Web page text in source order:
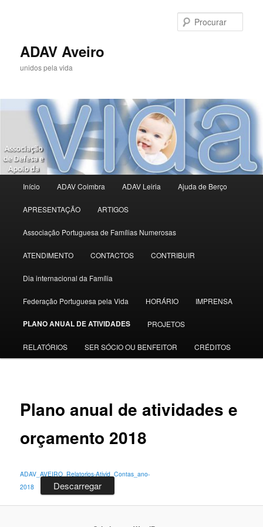
primárioADAV Aveiro
unidos pela vida
principal
Início ADAV Coimbra ADAV Leiria Ajuda de Berço
APRESENTAÇÃO ARTIGOS
Associação Portuguesa de Famílias Numerosas
ATENDIMENTO CONTACTOS CONTRIBUIR
Dia internacional da Família
Federação Portuguesa pela Vida HORÁRIO IMPRENSA
PLANO ANUAL DE ATIVIDADES PROJETOS
RELATÓRIOS SER SÓCIO OU BENFEITOR CRÉDITOS
Plano anual de atividades e
orçamento 2018
ADAV_AVEIRO_Relatorios-Ativid_Contas_ano-
2018
Descarregar